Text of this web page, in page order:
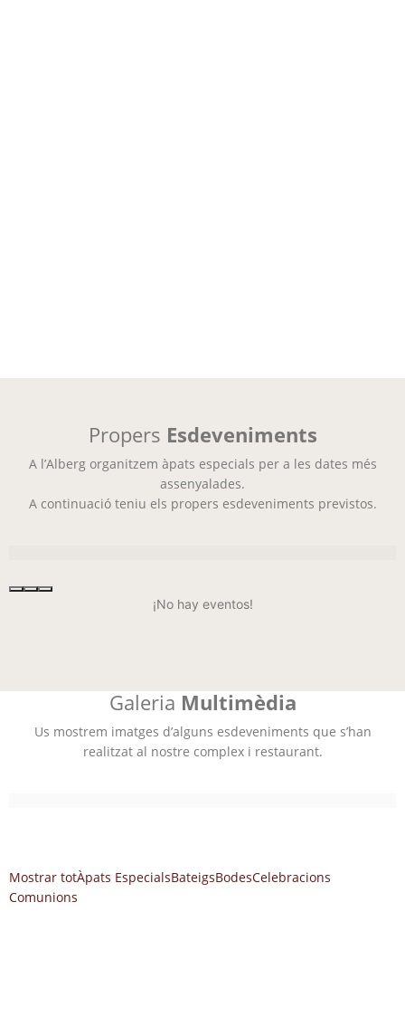
Propers Esdeveniments
A l’Alberg organitzem àpats especials per a les dates més
assenyalades.
A continuació teniu els propers esdeveniments previstos.
MouMouCanvia
¡No hay eventos!
Galeria Multimèdia
Us mostrem imatges d’alguns esdeveniments que s’han
realitzat al nostre complex i restaurant.
Mostrar totÀpats EspecialsBateigsBodesCelebracions
Comunions